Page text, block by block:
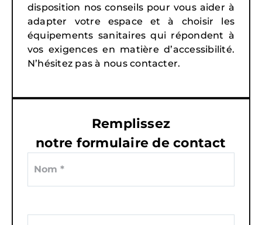
disposition nos conseils pour vous aider à
adapter votre espace et à choisir les
équipements sanitaires qui répondent à
vos exigences en matière d’accessibilité.
N’hésitez pas à nous contacter.
Remplissez
notre formulaire de contact